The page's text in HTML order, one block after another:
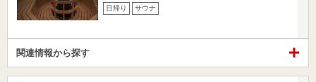
日帰り サウナ
関連情報から探す